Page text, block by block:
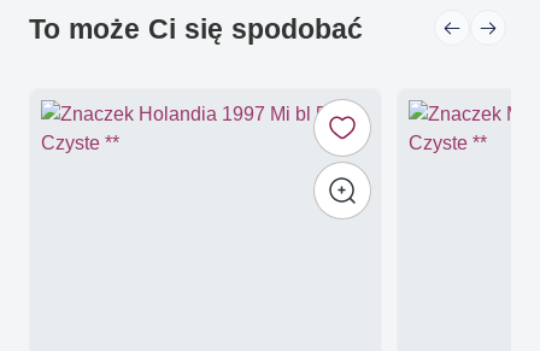
To może Ci się spodobać